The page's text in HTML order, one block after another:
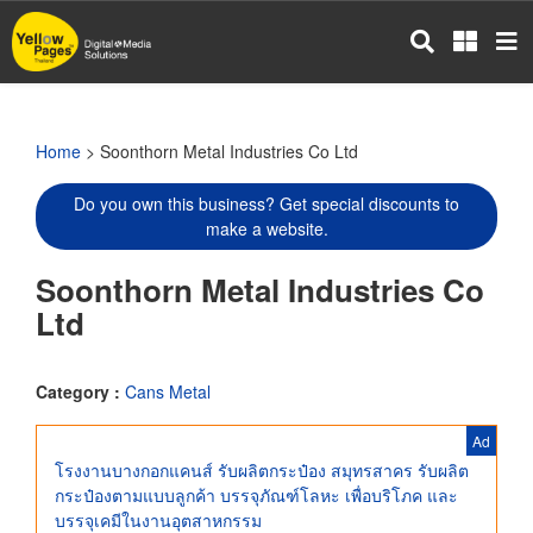
Skip
to
main
Home > Soonthorn Metal Industries Co Ltd
Do you own this business? Get special discounts to
make a website.
Soonthorn Metal Industries Co
Ltd
Category : Cans Metal
Ad
โรงงานบางกอกแคนส์ รับผลิตกระป๋อง สมุทรสาคร รับผลิต
กระป๋องตามแบบลูกค้า บรรจุภัณฑ์โลหะ เพื่อบริโภค และ
บรรจุเคมีในงานอุตสาหกรรม